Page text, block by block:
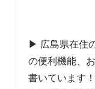
▶ 広島県在住
の便利機能、
書いています！